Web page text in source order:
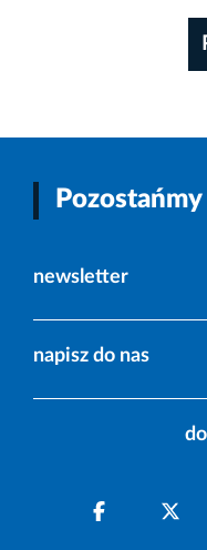
newsletter
napisz do nas